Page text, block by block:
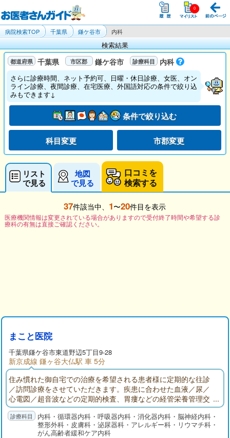
病院検索TOP 千葉県 鎌ケ谷市 内科
検索結果
千葉県 鎌ケ谷市 内科
さらに診療時間、ネット予約可、日曜・休日診療、女医、オン
ライン診療、夜間診療、在宅医療、外国語対応の条件で絞り込
みもできます↓
条件で絞り込む
科目変更 市郡変更
リスト
で見る
地図
で見る
口コミを
検索する
37件該当中、 1〜20件目を表示
医療機関情報は変更されている場合がありますので受付終了時間や希望する診
療科の有無は直接ご確認ください。
まこと医院
千葉県鎌ケ谷市東道野辺5丁目9-28
新京成線 鎌ヶ谷大仏駅 車 5分
住み慣れた御自宅での治療を希望される患者様に定期的な往診
／訪問診療をさせていただきます。疾患に合わせた血液／尿／
心電図／超音波などの定期的検査、胃瘻などの経管栄養管理交
換、褥創処置、留置カテーテル管理、ターミナルケア、などの
在宅で可能な検査／診断／治療を行えるため通院とほぼ同等な
内容での診療継続が可能です。
内科・循環器内科・呼吸器内科・消化器内科・脳神経内科・
整形外科・皮膚科・泌尿器科・アレルギー科・リウマチ科・
がん高齢者緩和ケア内科